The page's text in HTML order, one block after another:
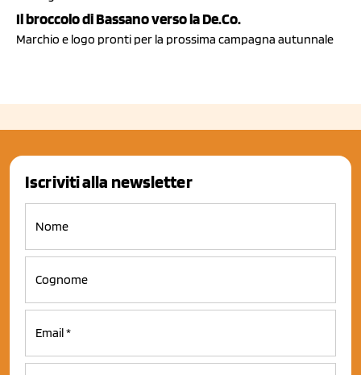
Il broccolo di Bassano verso la De.Co.
Marchio e logo pronti per la prossima campagna autunnale
Iscriviti alla newsletter